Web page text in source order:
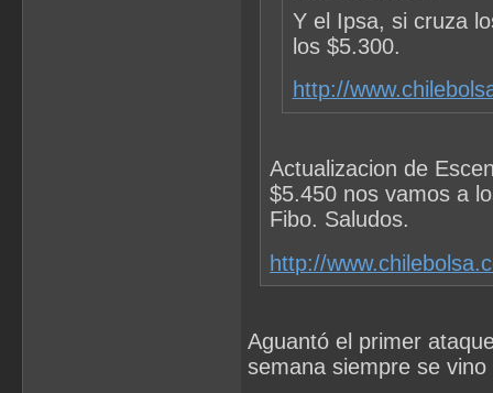
Y el Ipsa, si cruza
los $5.300.
http://
Actualizacion de
$5.450 nos vamos a
Fibo. Saludos.
http://
Aguantó el primer
semana siempre se